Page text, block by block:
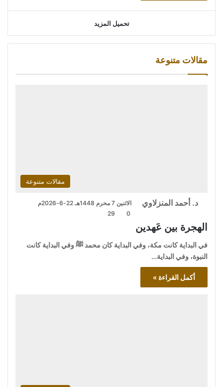
تحميل المزيد
مقالات متنوعة
مقالات متنوعة
د. أحمد المنزلاوي
الاثنين 7 محرم 1448هـ 22-6-2026م
0
29
الهجرة بين عَهدين
في البداية كانت مكة، وفي البداية كان محمد ﷺ وفي البداية كانت
النبوة، وفي البداية…
أكمل القراءة »